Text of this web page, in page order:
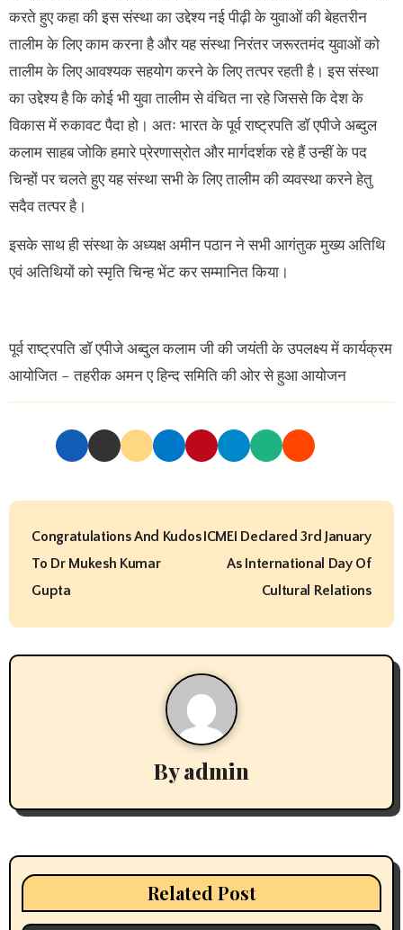
करते हुए कहा की इस संस्था का उद्देश्य नई पीढ़ी के युवाओं की बेहतरीन
तालीम के लिए काम करना है और यह संस्था निरंतर जरूरतमंद युवाओं को
तालीम के लिए आवश्यक सहयोग करने के लिए तत्पर रहती है। इस संस्था
का उद्देश्य है कि कोई भी युवा तालीम से वंचित ना रहे जिससे कि देश के
विकास में रुकावट पैदा हो। अतः भारत के पूर्व राष्ट्रपति डॉ एपीजे अब्दुल
कलाम साहब जोकि हमारे प्रेरणास्रोत और मार्गदर्शक रहे हैं उन्हीं के पद
चिन्हों पर चलते हुए यह संस्था सभी के लिए तालीम की व्यवस्था करने हेतु
सदैव तत्पर है।
इसके साथ ही संस्था के अध्यक्ष अमीन पठान ने सभी आगंतुक मुख्य अतिथि
एवं अतिथियों को स्मृति चिन्ह भेंट कर सम्मानित किया।
पूर्व राष्ट्रपति डॉ एपीजे अब्दुल कलाम जी की जयंती के उपलक्ष्य में कार्यक्रम
आयोजित – तहरीक अमन ए हिन्द समिति की ओर से हुआ आयोजन
P
t
n
g
a
Congratulations And Kudos
To Dr Mukesh Kumar
Gupta
ICMEI Declared 3rd January
As International Day Of
Cultural Relations
Byadmin
Related Post